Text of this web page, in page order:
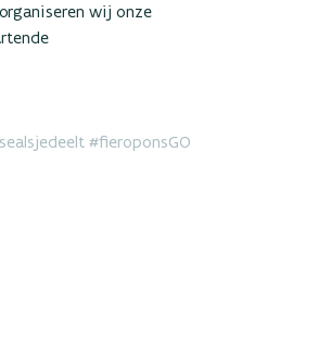
wij onze
#fieroponsGO